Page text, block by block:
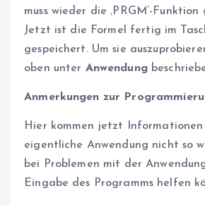
muss wieder die ‚PRGM‘-
Jetzt ist die Formel fertig im
gespeichert. Um sie
oben unter Anwendung
Anmerkungen zur
Hier kommen jetzt
eigentliche Anwendung nicht so
bei Problemen mit der
Eingabe des Programms helfen